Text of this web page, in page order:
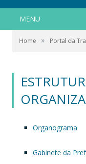
MENU
Home » Portal da
Organograma
Gabinete da